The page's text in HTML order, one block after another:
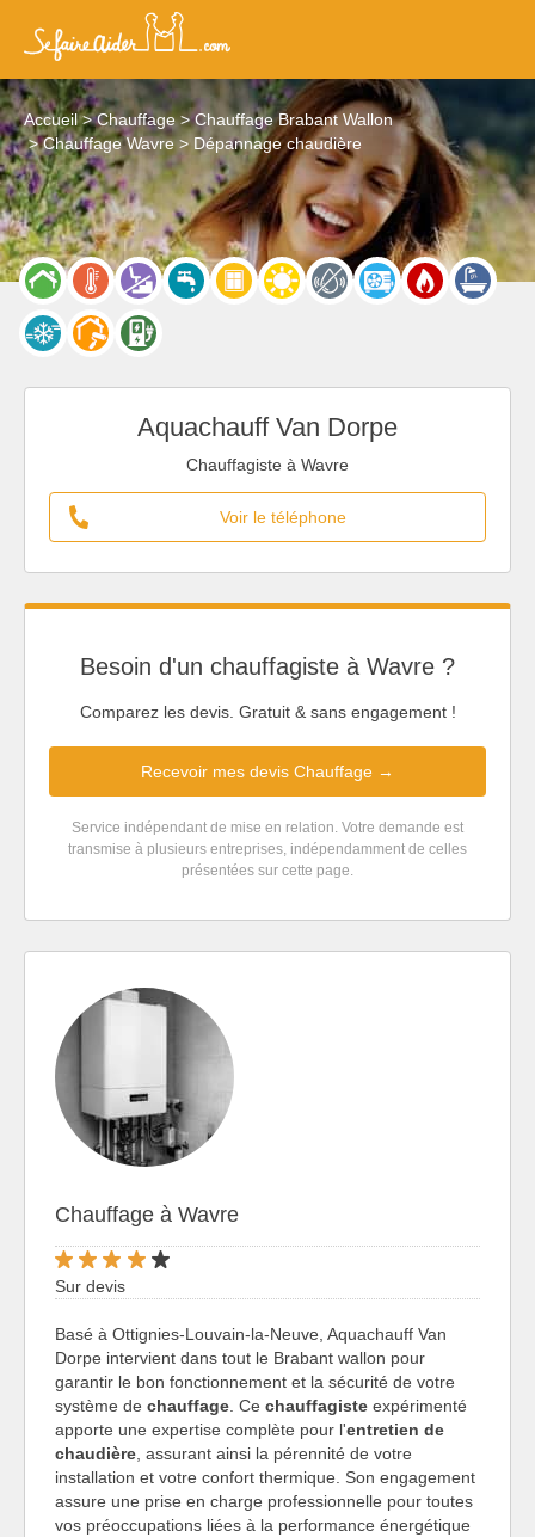
Accueil Chauffage
Chauffage Brabant Wallon
Chauffage Wavre
Dépannage chaudière
Aquachauff Van Dorpe
Chauffagiste à Wavre
Voir le téléphone
Besoin d'un chauffagiste à Wavre ?
Comparez les devis. Gratuit & sans engagement !
Recevoir mes devis Chauffage →
Service indépendant de mise en relation. Votre demande est
transmise à plusieurs entreprises, indépendamment de celles
présentées sur cette page.
Chauffage à Wavre
Sur devis
Basé à Ottignies-Louvain-la-Neuve, Aquachauff Van
Dorpe intervient dans tout le Brabant wallon pour
garantir le bon fonctionnement et la sécurité de votre
système de chauffage . Ce chauffagiste expérimenté
apporte une expertise complète pour l'entretien de
chaudière , assurant ainsi la pérennité de votre
installation et votre confort thermique. Son engagement
assure une prise en charge professionnelle pour toutes
vos préoccupations liées à la performance énergétique